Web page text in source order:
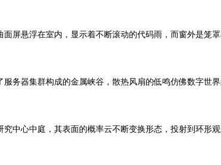
屏悬浮在室内，显示着不断滚动的代码雨，而窗外是笼
务器集群构成的金属峡谷，散热风扇的低鸣仿佛数字世
中心中庭，其表面的概率云不断变换形态，投射到环形